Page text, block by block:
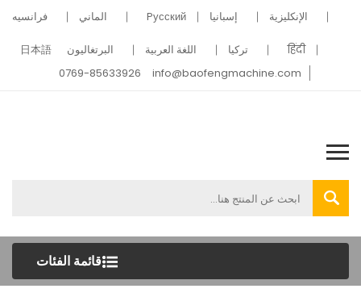
الإنكليزية إسبانيا Pусский الماني فرانسيه
हिंदी تركيا اللغة العربية البرتغاليون
日本語
info@baofengmachine.com
0769-85633926
قائمة الفئات